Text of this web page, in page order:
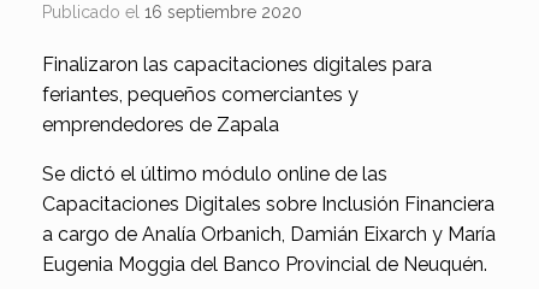
Publicado el 16 septiembre 2020
Finalizaron las capacitaciones digitales para
feriantes, pequeños comerciantes y
emprendedores de Zapala
Se dictó el último módulo online de las
Capacitaciones Digitales sobre Inclusión Financiera
a cargo de Analía Orbanich, Damián Eixarch y María
Eugenia Moggia del Banco Provincial de Neuquén.